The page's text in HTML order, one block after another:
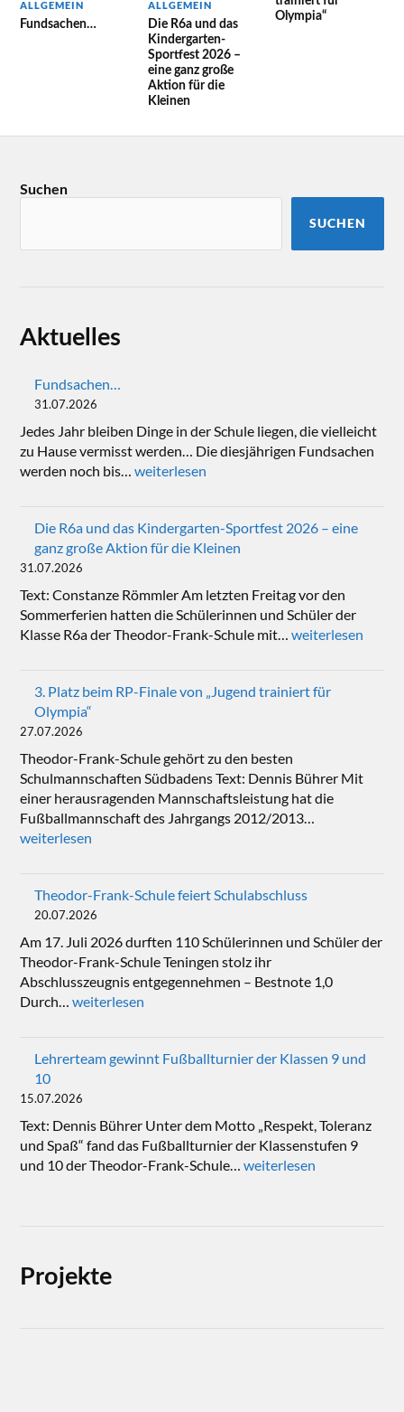
ALLGEMEIN
Fundsachen…
ALLGEMEIN
Die R6a und das
Kindergarten-
Sportfest 2026 –
eine ganz große
Aktion für die
Kleinen
Olympia“
Suchen
SUCHEN
Aktuelles
Fundsachen…
31.07.2026
Jedes Jahr bleiben Dinge in der Schule liegen, die vielleicht
zu Hause vermisst werden… Die diesjährigen Fundsachen
werden noch bis…weiterlesen
Die R6a und das Kindergarten-Sportfest 2026 – eine
ganz große Aktion für die Kleinen
31.07.2026
Text: Constanze Römmler Am letzten Freitag vor den
Sommerferien hatten die Schülerinnen und Schüler der
Klasse R6a der Theodor-Frank-Schule mit…weiterlesen
3. Platz beim RP-Finale von „Jugend trainiert für
Olympia“
27.07.2026
Theodor-Frank-Schule gehört zu den besten
Schulmannschaften Südbadens Text: Dennis Bührer Mit
einer herausragenden Mannschaftsleistung hat die
Fußballmannschaft des Jahrgangs 2012/2013…
weiterlesen
Theodor-Frank-Schule feiert Schulabschluss
20.07.2026
Am 17. Juli 2026 durften 110 Schülerinnen und Schüler der
Theodor-Frank-Schule Teningen stolz ihr
Abschlusszeugnis entgegennehmen – Bestnote 1,0
Durch…weiterlesen
Lehrerteam gewinnt Fußballturnier der Klassen 9 und
10
15.07.2026
Text: Dennis Bührer Unter dem Motto „Respekt, Toleranz
und Spaß“ fand das Fußballturnier der Klassenstufen 9
und 10 der Theodor-Frank-Schule…weiterlesen
Projekte